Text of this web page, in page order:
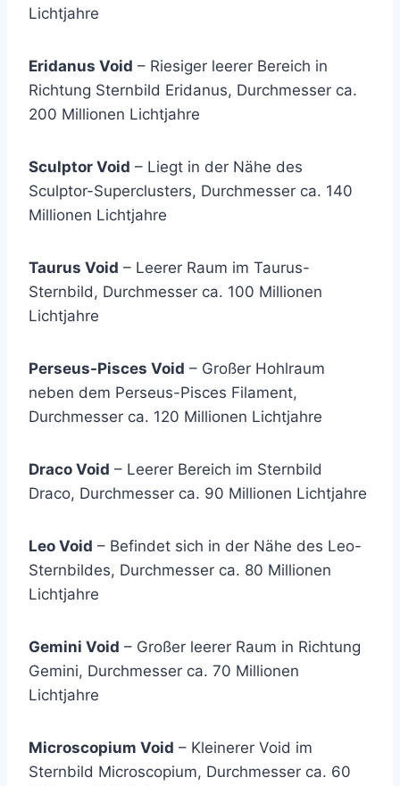
Lichtjahre
Eridanus Void – Riesiger leerer Bereich in
Richtung Sternbild Eridanus, Durchmesser ca.
200 Millionen Lichtjahre
Sculptor Void – Liegt in der Nähe des
Sculptor-Superclusters, Durchmesser ca. 140
Millionen Lichtjahre
Taurus Void – Leerer Raum im Taurus-
Sternbild, Durchmesser ca. 100 Millionen
Lichtjahre
Perseus-Pisces Void – Großer Hohlraum
neben dem Perseus-Pisces Filament,
Durchmesser ca. 120 Millionen Lichtjahre
Draco Void – Leerer Bereich im Sternbild
Draco, Durchmesser ca. 90 Millionen Lichtjahre
Leo Void – Befindet sich in der Nähe des Leo-
Sternbildes, Durchmesser ca. 80 Millionen
Lichtjahre
Gemini Void – Großer leerer Raum in Richtung
Gemini, Durchmesser ca. 70 Millionen
Lichtjahre
Microscopium Void – Kleinerer Void im
Sternbild Microscopium, Durchmesser ca. 60